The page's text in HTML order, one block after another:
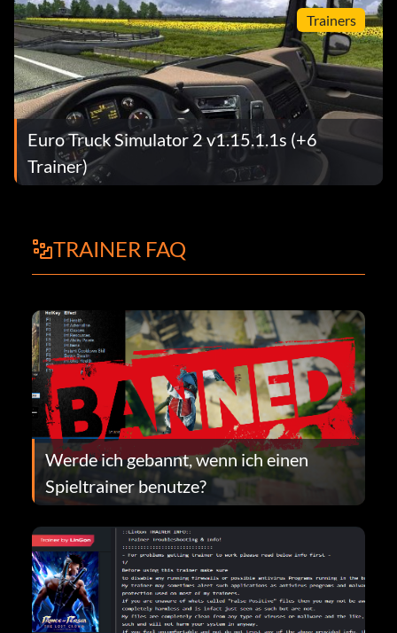
Trainers
Euro Truck Simulator 2 v1.15.1.1s (+6
Trainer)
TRAINER FAQ
Werde ich gebannt, wenn ich einen
Spieltrainer benutze?